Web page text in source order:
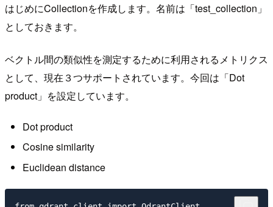
はじめにCollectionを作成します。名前は「test_collection」
としておきます。
ベクトル間の類似性を測定するために利用されるメトリクス
として、現在３つサポートされています。今回は「Dot
product」を設定しています。
Dot product
Cosine similarity
Euclidean distance